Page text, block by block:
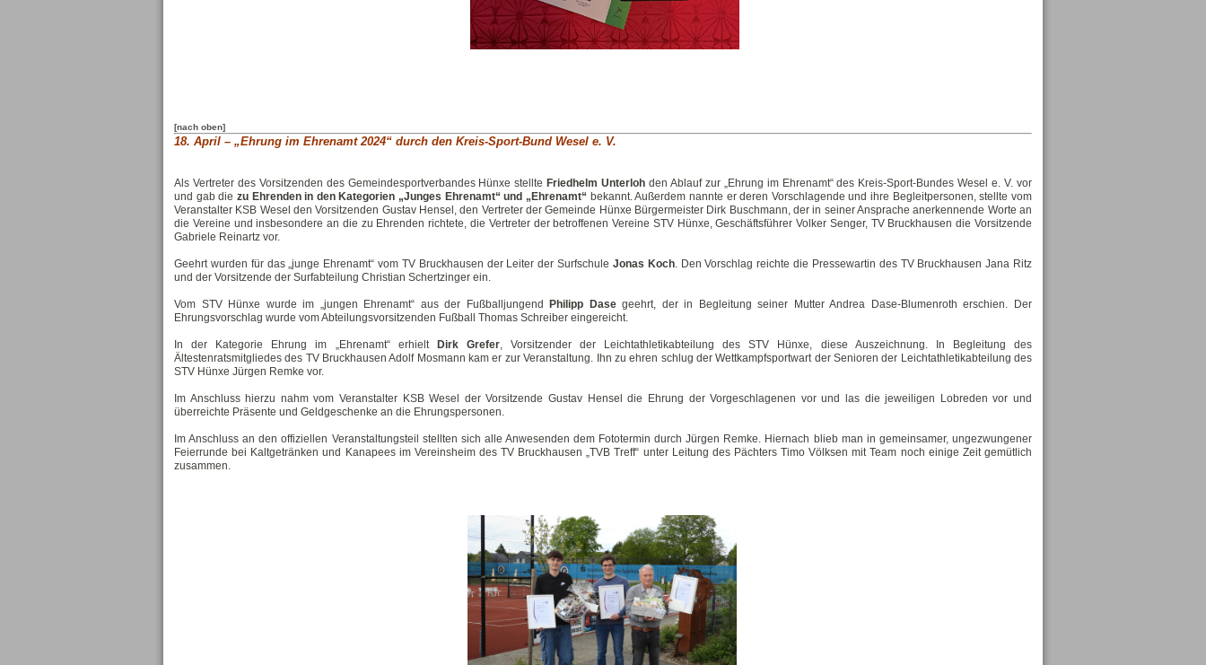
[nach oben]
18. April – „Ehrung im Ehrenamt 2024“ durch den Kreis-Sport-Bund Wesel e. V.
Als Vertreter des Vorsitzenden des Gemeindesportverbandes Hünxe stellte Friedhelm Unterloh den Ablauf zur „Ehrung im Ehrenamt“ des Kreis-Sport-Bundes Wesel e. V. vor
und gab die zu Ehrenden in den Kategorien „Junges Ehrenamt“ und „Ehrenamt“ bekannt. Außerdem nannte er deren Vorschlagende und ihre Begleitpersonen, stellte vom
Veranstalter KSB Wesel den Vorsitzenden Gustav Hensel, den Vertreter der Gemeinde Hünxe Bürgermeister Dirk Buschmann, der in seiner Ansprache anerkennende Worte an
die Vereine und insbesondere an die zu Ehrenden richtete, die Vertreter der betroffenen Vereine STV Hünxe, Geschäftsführer Volker Senger, TV Bruckhausen die Vorsitzende
Gabriele Reinartz vor.
Geehrt wurden für das „junge Ehrenamt“ vom TV Bruckhausen der Leiter der Surfschule Jonas Koch. Den Vorschlag reichte die Pressewartin des TV Bruckhausen Jana Ritz
und der Vorsitzende der Surfabteilung Christian Schertzinger ein.
Vom STV Hünxe wurde im „jungen Ehrenamt“ aus der Fußballjungend Philipp Dasegeehrt, der in Begleitung seiner Mutter Andrea Dase-Blumenroth erschien. Der
Ehrungsvorschlag wurde vom Abteilungsvorsitzenden Fußball Thomas Schreiber eingereicht.
In der Kategorie Ehrung im „Ehrenamt“ erhielt Dirk Grefer, Vorsitzender der Leichtathletikabteilung des STV Hünxe, diese Auszeichnung. In Begleitung des
Ältestenratsmitgliedes des TV Bruckhausen Adolf Mosmann kam er zur Veranstaltung. Ihn zu ehren schlug der Wettkampfsportwart der Senioren der Leichtathletikabteilung des
STV Hünxe Jürgen Remke vor.
Im Anschluss hierzu nahm vom Veranstalter KSB Wesel der Vorsitzende Gustav Hensel die Ehrung der Vorgeschlagenen vor und las die jeweiligen Lobreden vor und
überreichte Präsente und Geldgeschenke an die Ehrungspersonen.
Im Anschluss an den offiziellen Veranstaltungsteil stellten sich alle Anwesenden dem Fototermin durch Jürgen Remke. Hiernach blieb man in gemeinsamer, ungezwungener
Feierrunde bei Kaltgetränken und Kanapees im Vereinsheim des TV Bruckhausen „TVB Treff“ unter Leitung des Pächters Timo Völksen mit Team noch einige Zeit gemütlich
zusammen.